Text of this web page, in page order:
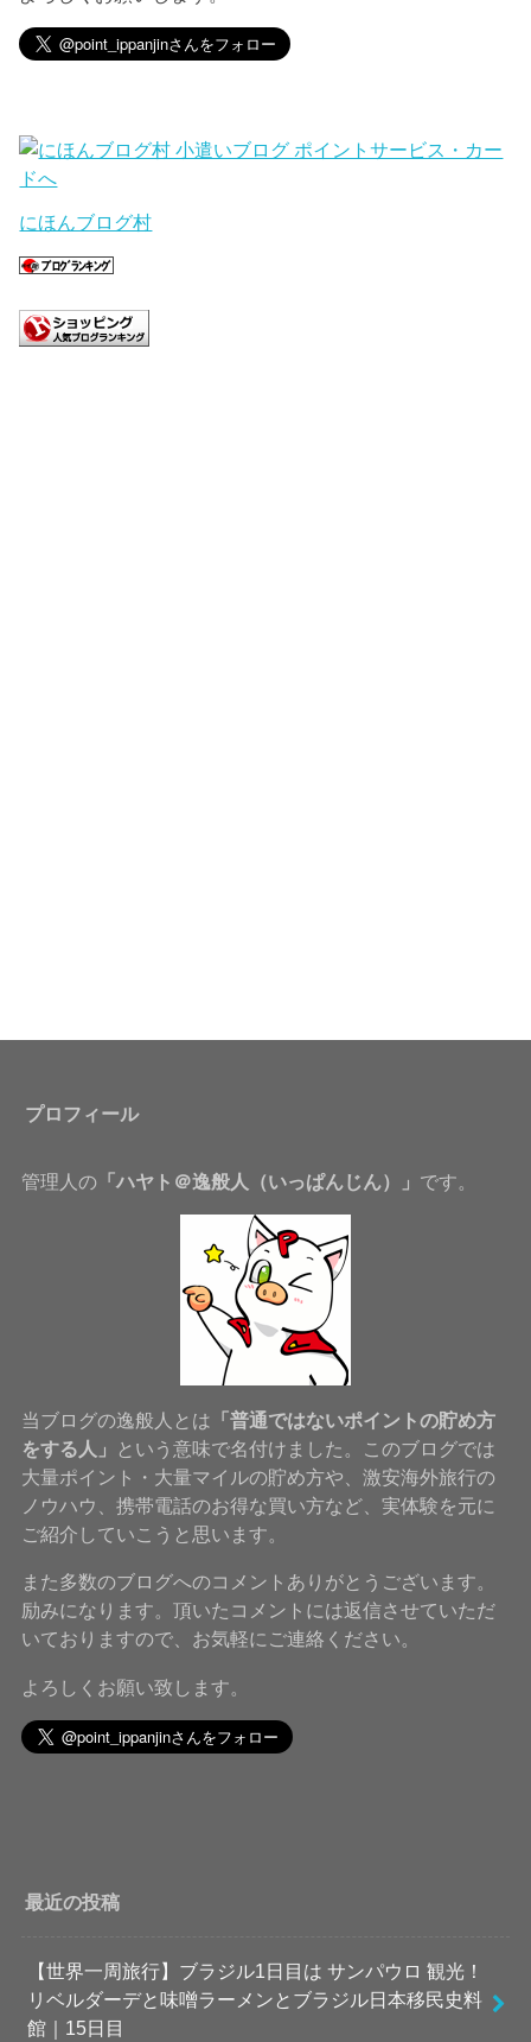
にほんブログ村
プロフィール
管理人の「ハヤト＠逸般人（いっぱんじん）」 です。
当ブログの逸般人とは 「普通ではないポイントの貯め方
をする人」
という意味で名付けました。このブログでは
大量ポイント・大量マイルの貯め方や、激安海外旅行の
ノウハウ、携帯電話のお得な買い方など、実体験を元に
ご紹介していこうと思います。
また多数のブログへのコメントありがとうございます。
励みになります。頂いたコメントには返信させていただ
いておりますので、お気軽にご連絡ください。
よろしくお願い致します。
最近の投稿
【世界一周旅行】ブラジル1日目は サンパウロ 観光！
リベルダーデと味噌ラーメンとブラジル日本移民史料
館｜15日目